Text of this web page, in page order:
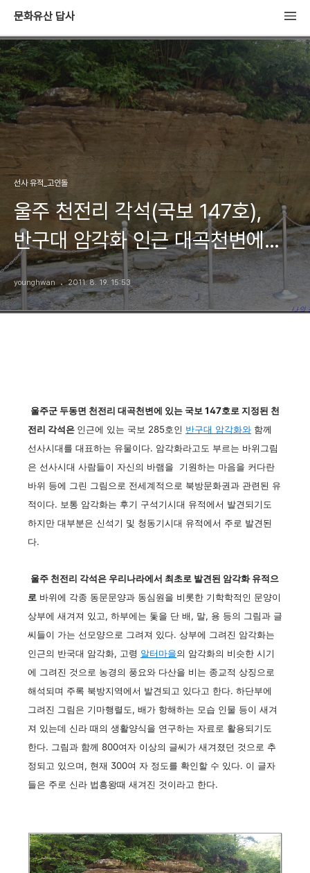
문화유산 답사
선사 유적_고인돌
울주 천전리 각석(국보 147호),
반구대 암각화 인근 대곡천변에
있는 선사시대 암각화
younghwan 2011. 8. 19. 15:53
울주군 두동면 천전리 대곡천변에 있는 국보 147호로 지정된 천
전리 각석은 인근에 있는 국보 285호인 반구대 암각화와 함께
선사시대를 대표하는 유물이다. 암각화라고도 부르는 바위그림
은 선사시대 사람들이 자신의 바램을 기원하는 마음을 커다란
바위 등에 그린 그림으로 전세계적으로 북방문화권과 관련된 유
적이다. 보통 암각화는 후기 구석기시대 유적에서 발견되기도
하지만 대부분은 신석기 및 청동기시대 유적에서 주로 발견된
다.
울주 천전리 각석은 우리나라에서 최초로 발견된 암각화 유적으
로 바위에 각종 동문문양과 동심원을 비롯한 기학학적인 문양이
상부에 새겨져 있고, 하부에는 돛을 단 배, 말, 용 등의 그림과 글
씨들이 가는 선모양으로 그려져 있다. 상부에 그려진 암각화는
인근의 반국대 암각화, 고령 알터마을의 암각화의 비슷한 시기
에 그려진 것으로 농경의 풍요와 다산을 비는 종교적 상징으로
해석되며 주록 북방지역에서 발견되고 있다고 한다. 하단부에
그려진 그림은 기마행렬도, 배가 항해하는 모습 인물 등이 새겨
져 있는데 신라 때의 생활양식을 연구하는 자료로 활용되기도
한다. 그림과 함께 800여자 이상의 글씨가 새겨졌던 것으로 추
정되고 있으며, 현재 300여 자 정도를 확인할 수 있다. 이 글자
들은 주로 신라 법흥왕때 새겨진 것이라고 한다.